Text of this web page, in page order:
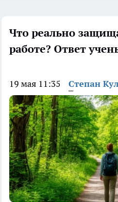
Что реально
работе? Ответ
19 мая 11:35 Степан